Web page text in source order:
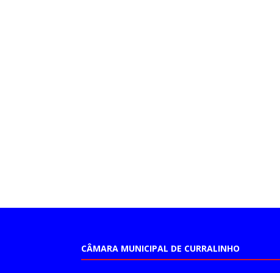
CÂMARA MUNICIPAL DE CURRALINHO